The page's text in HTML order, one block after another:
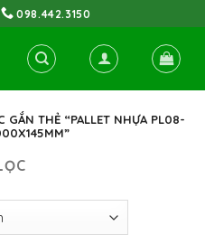
098.442.3150
GẮN THẺ “PALLET NHỰA PL08-